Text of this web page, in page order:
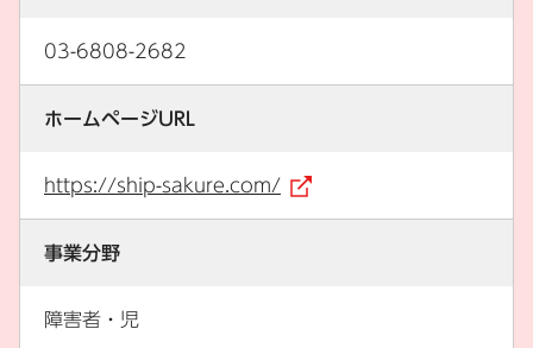
03-6808-2682
ホームページURL
https://ship-sakure.com/
事業分野
障害者・児